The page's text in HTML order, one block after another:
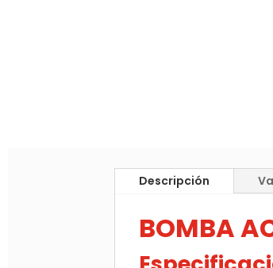
Descripción
BOMBA